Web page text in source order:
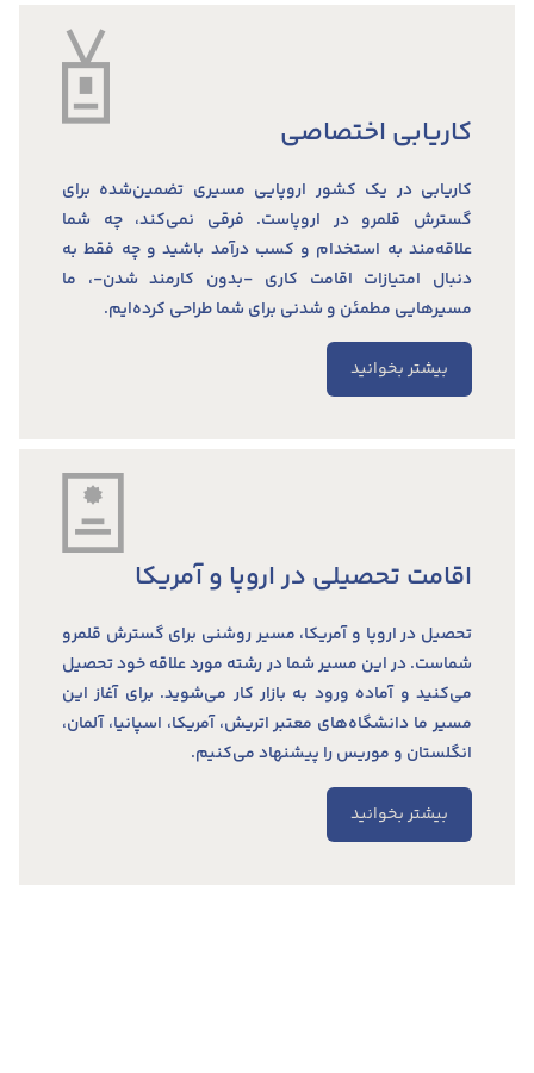
کاریابی اختصاصی
کاریابی در یک کشور اروپایی مسیری تضمین‌شده برای
گسترش قلمرو در اروپاست. فرقی نمی‌کند، چه شما
علاقه‌مند به استخدام و کسب درآمد باشید و چه فقط به
دنبال امتیازات اقامت کاری -بدون کارمند شدن-، ما
مسیرهایی مطمئن و شدنی برای شما طراحی کرده‌ایم.
بیشتر بخوانید
اقامت تحصیلی در اروپا و آمریکا
تحصیل در اروپا و آمریکا، مسیر روشنی برای گسترش قلمرو
شماست. در این مسیر شما در رشته مورد علاقه خود تحصیل
می‌کنید و آماده ورود به بازار کار می‌شوید. برای آغاز این
مسیر ما دانشگاه‌های معتبر اتریش، آمریکا، اسپانیا، آلمان،
انگلستان و موریس را پیشنهاد می‌کنیم.
بیشتر بخوانید